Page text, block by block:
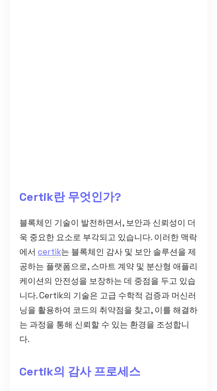
Certik란 무엇인가?
블록체인 기술이 발전하면서, 보안과 신뢰성이 더
욱 중요한 요소로 부각되고 있습니다. 이러한 맥락
에서 certik는 블록체인 감사 및 보안 솔루션을 제
공하는 플랫폼으로, 스마트 계약 및 분산형 애플리
케이션의 안전성을 보장하는 데 중점을 두고 있습
니다. Certik의 기술은 고급 수학적 검증과 머신러
닝을 활용하여 코드의 취약점을 찾고, 이를 해결하
는 과정을 통해 신뢰할 수 있는 환경을 조성합니
다.
Certik의 감사 프로세스